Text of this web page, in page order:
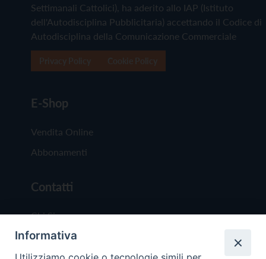
Settimanali Cattolici), ha aderito allo IAP (Istituto
dell'Autodisciplina Pubblicitaria) accettando il Codice di
Autodisciplina della Comunicazione Commerciale
E-Shop
Vendita Online
Abbonamenti
Contatti
Chi Siamo
Redazione
Scrivici
Informativa